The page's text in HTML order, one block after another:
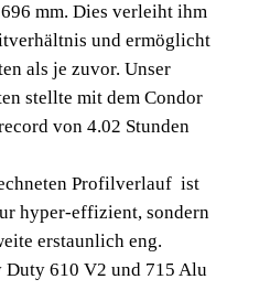
mm. Dies verleiht ihm
und ermöglicht
als je zuvor. Unser
stellte mit dem Condor
von 4.02 Stunden
Profilverlauf ist
hyper-effizient, sondern
erstaunlich eng.
610 V2 und 715 Alu